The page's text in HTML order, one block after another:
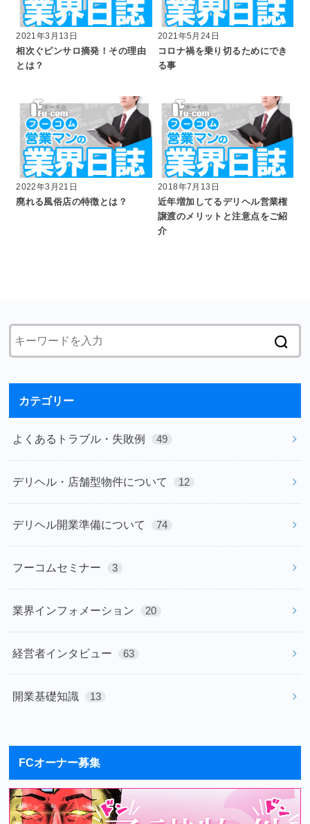
2021年3月13日
相次ぐピンサロ摘発！その理由
とは？
2021年5月24日
コロナ禍を乗り切るためにでき
る事
2022年3月21日
廃れる風俗店の特徴とは？
2018年7月13日
近年増加してるデリヘル営業権
譲渡のメリットと注意点をご紹
介
カテゴリー
よくあるトラブル・失敗例 49
デリヘル・店舗型物件について 12
デリヘル開業準備について 74
フーコムセミナー 3
業界インフォメーション 20
経営者インタビュー 63
開業基礎知識 13
FCオーナー募集